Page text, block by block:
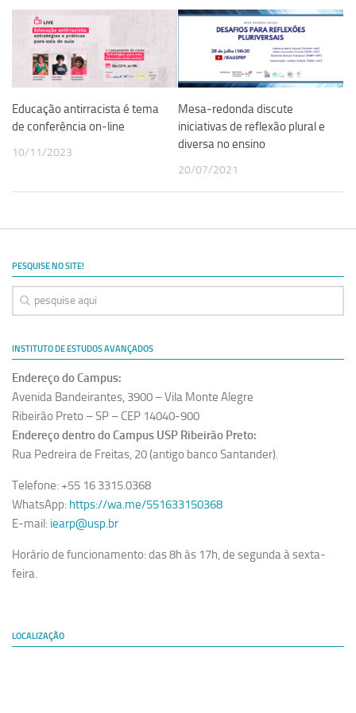
Revista Estudos Avançados
Espaço Cultural
Contato
Educação antirracista é tema
de conferência on-line
10/11/2023
Mesa-redonda discute
iniciativas de reflexão plural e
diversa no ensino
20/07/2021
PESQUISE NO SITE!
INSTITUTO DE ESTUDOS AVANÇADOS
Endereço do Campus:
Avenida Bandeirantes, 3900 – Vila Monte Alegre
Ribeirão Preto – SP – CEP 14040-900
Endereço dentro do Campus USP Ribeirão Preto:
Rua Pedreira de Freitas, 20 (antigo banco Santander).
Telefone: +55 16 3315.0368
WhatsApp: https://wa.me/551633150368
E-mail: iearp@usp.br
Horário de funcionamento: das 8h às 17h, de segunda à sexta-
feira.
LOCALIZAÇÃO